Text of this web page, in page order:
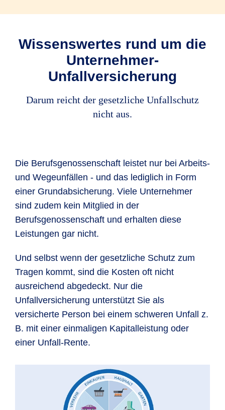
Wissenswertes rund um die
Unternehmer-
Unfallversicherung
Darum reicht der gesetzliche Unfallschutz
nicht aus.
Die Berufsgenossenschaft leistet nur bei Arbeits-
und Wegeunfällen - und das lediglich in Form
einer Grundabsicherung. Viele Unternehmer
sind zudem kein Mitglied in der
Berufsgenossenschaft und erhalten diese
Leistungen gar nicht.
Und selbst wenn der gesetzliche Schutz zum
Tragen kommt, sind die Kosten oft nicht
ausreichend abgedeckt. Nur die
Unfallversicherung unterstützt Sie als
versicherte Person bei einem schweren Unfall z.
B. mit einer einmaligen Kapitalleistung oder
einer Unfall-Rente.